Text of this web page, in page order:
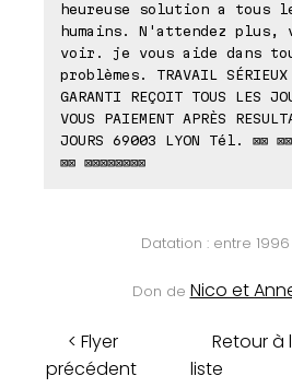
heureuse solution a tous
humains. N'attendez plus,
voir. je vous aide dans
problèmes. TRAVAIL SÉRIEUX
GARANTI REÇOIT TOUS LES
VOUS PAIEMENT APRÈS
JOURS 69003 LYON Tél. ⊠⊠
⊠⊠ ⊠⊠⊠⊠⊠⊠⊠⊠
Datation : entre
Don de Nico et
< Flyer
précédent
Retour à
liste